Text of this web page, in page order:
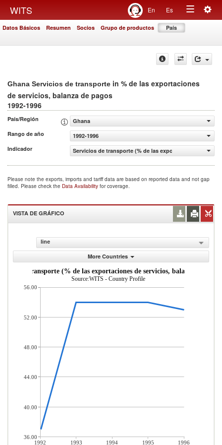
WITS En Es
Toggle
Datos Básicos Resumen Socios Grupo de productos País
Ghana Servicios de transporte in % de las exportaciones
de servicios, balanza de pagos
1992-1996
País/Región
Ghana
Rango de año
1992-1996
Indicador
Servicios de transporte (% de las exportaciones de
Please note the exports, imports and tariff data are based on reported data and not gap
filled. Please check the Data Availability for coverage.
VISTA DE GRÁFICO
line
More Countries
de transporte (% de las exportaciones de servicios, balanza de
Source:WITS - Country Profile
1992 1993 1994 1995
1996
56.00
52.00
48.00
44.00
40.00
36.00